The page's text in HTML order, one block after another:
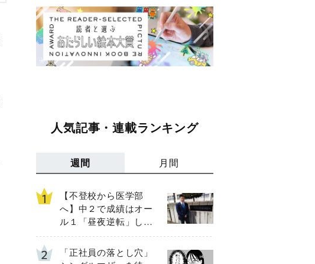
人気記事・連載ランキング
週間 月間
【不登校から医学部
へ】中２で成績はオー
ル１「昼夜逆転」した
わが子を”夜遊び”に連れ
出した母の気づき
「正社員の落とし穴」